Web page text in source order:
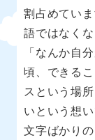
割占めてい
語ではなく
「なんか自
頃、できる
スという場
いという想
文字ばかり